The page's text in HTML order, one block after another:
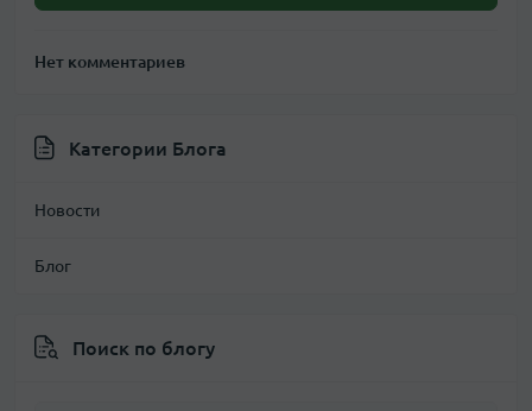
Нет комментариев
Категории Блога
Новости
Блог
Поиск по блогу